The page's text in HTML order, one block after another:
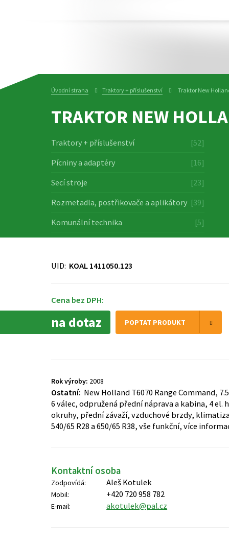
Úvodní strana Traktory + příslušenství Traktor New
TRAKTOR NEW
Traktory + příslušenství
[52]
Pícniny a adaptéry
[16]
Secí stroje
[23]
Rozmetadla, postřikovače a aplikátory [39]
Komunální technika
[5]
UID: KOAL 1411050.123
Cena bez DPH:
na dotaz POPTAT PRODUKT
Rok výroby: 2008
Ostatní: New Holland T6070 Range Command,
6 válec, odpružená přední náprava a kabina, 4 el.
okruhy, přední závaží, vzduchové brzdy,
540/65 R28 a 650/65 R38, vše funkční, více
Kontaktní osoba
Zodpovídá: Aleš Kotulek
Mobil: +420 720 958 782
E-mail: akotulek@pal.cz